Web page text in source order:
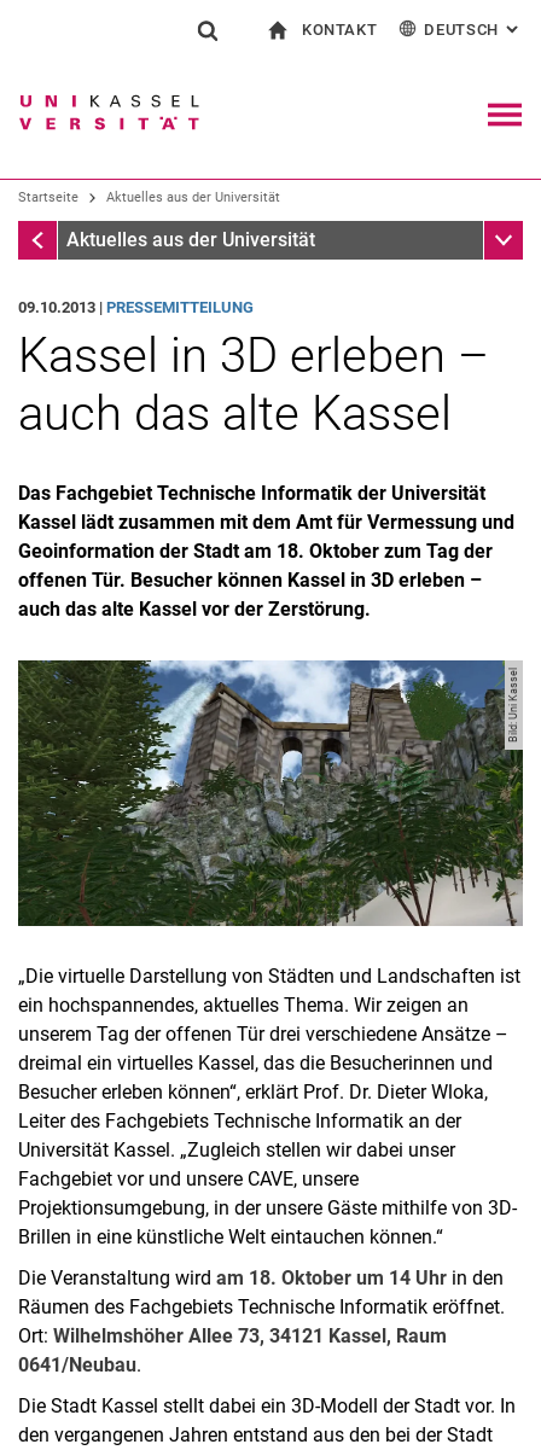
Springe direkt zu: Inhalt
Springe direkt zu: Suche
Springe direkt zu:
Suchen (öffnet externen Link in einem
KONTAKT
Kontakt für Presse und Öffentlichkeit
Einrichtungen suchen
DEUTSCH :
Startseite Aktuelles aus der Universität
Startseite
Aktuelles aus der Universität
09.10.2013 | PRESSEMITTEILUNG
Kassel in 3D erleben –
auch das alte Kassel
Das Fachgebiet Technische Informatik der Universität
Kassel lädt zusammen mit dem Amt für Vermessung und
Geoinformation der Stadt am 18. Oktober zum Tag der
offenen Tür. Besucher können Kassel in 3D erleben –
auch das alte Kassel vor der Zerstörung.
Bild: Uni Kassel
„Die virtuelle Darstellung von Städten und Landschaften ist
ein hochspannendes, aktuelles Thema. Wir zeigen an
unserem Tag der offenen Tür drei verschiedene Ansätze –
dreimal ein virtuelles Kassel, das die Besucherinnen und
Besucher erleben können“, erklärt Prof. Dr. Dieter Wloka,
Leiter des Fachgebiets Technische Informatik an der
Universität Kassel. „Zugleich stellen wir dabei unser
Fachgebiet vor und unsere CAVE, unsere
Projektionsumgebung, in der unsere Gäste mithilfe von 3D-
Brillen in eine künstliche Welt eintauchen können.“
Die Veranstaltung wird am 18. Oktober um 14 Uhr in den
Räumen des Fachgebiets Technische Informatik eröffnet.
Ort: Wilhelmshöher Allee 73, 34121 Kassel, Raum
0641/Neubau.
Die Stadt Kassel stellt dabei ein 3D-Modell der Stadt vor. In
den vergangenen Jahren entstand aus den bei der Stadt